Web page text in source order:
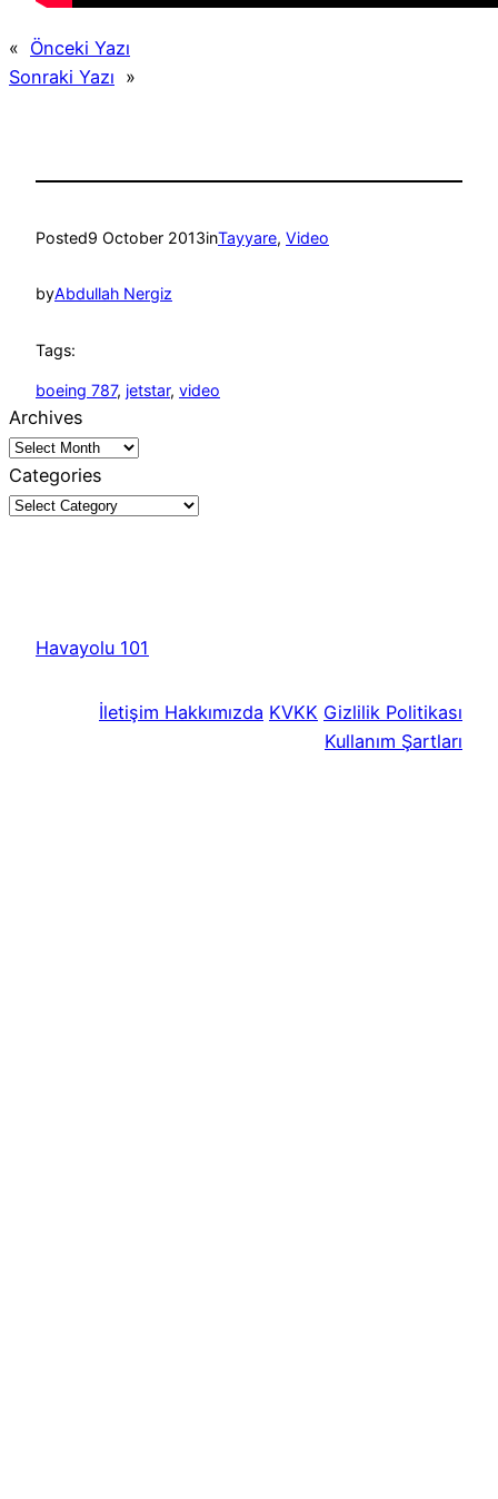
« Önceki Yazı
Sonraki Yazı »
Posted9 October 2013inTayyare, Video
byAbdullah Nergiz
Tags:
boeing 787, jetstar, video
Archives
Categories
Havayolu 101
İletişim Hakkımızda KVKK Gizlilik Politikası
Kullanım Şartları